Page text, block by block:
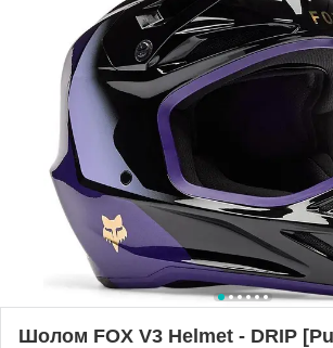
Шолом FOX V3 Helmet - DRIP